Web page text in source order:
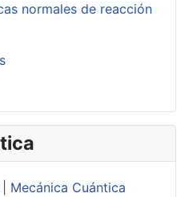
normales de reacción
Mecánica Cuántica